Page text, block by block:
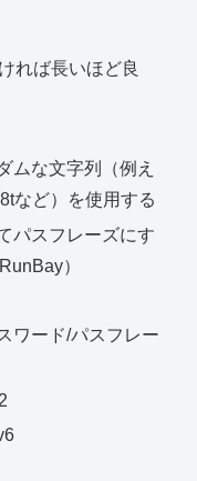
れば長いほど良
ムな文字列（例え
など）を使用する
パスフレーズにす
）
ワード/パスフレー